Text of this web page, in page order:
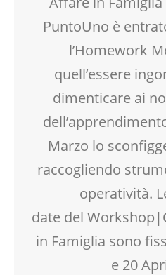
SCUOLA
SOCIALIZZAZIONE
TEMPO LIBERO
VIA FARUFFINI
PuntoUno è
l’Homework
quell’essere
dimenticare ai
Marzo lo
raccogliendo
operatività.
date del
in Famiglia sono
e 20